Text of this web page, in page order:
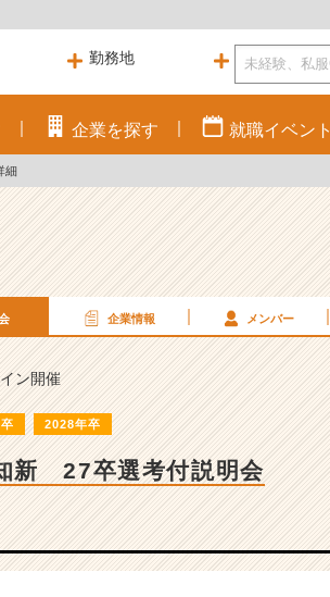
企業を探す 就職イベント
細
企業情報 メンバー
ン開催
2028年卒
新 27卒選考付説明会